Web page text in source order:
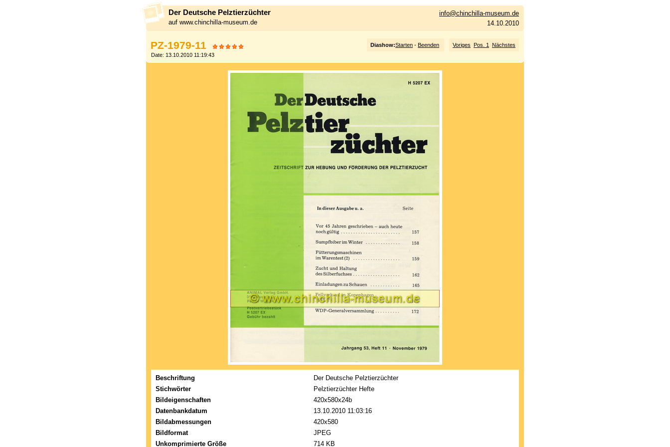
Der Deutsche Pelztierzüchter
auf www.chinchilla-museum.de
info@chinchilla-museum.de
14.10.2010
PZ-1979-11
Date: 13.10.2010 11:19:43
Diashow:Starten - Beenden Voriges Pos. 1 Nächstes
Beschriftung
Der Deutsche Pelztierzüchter
Stichwörter
Pelztierzüchter Hefte
Bildeigenschaften
420x580x24b
Datenbankdatum
13.10.2010 11:03:16
Bildabmessungen
420x580
Bildformat
JPEG
Unkomprimierte Größe
714 KB